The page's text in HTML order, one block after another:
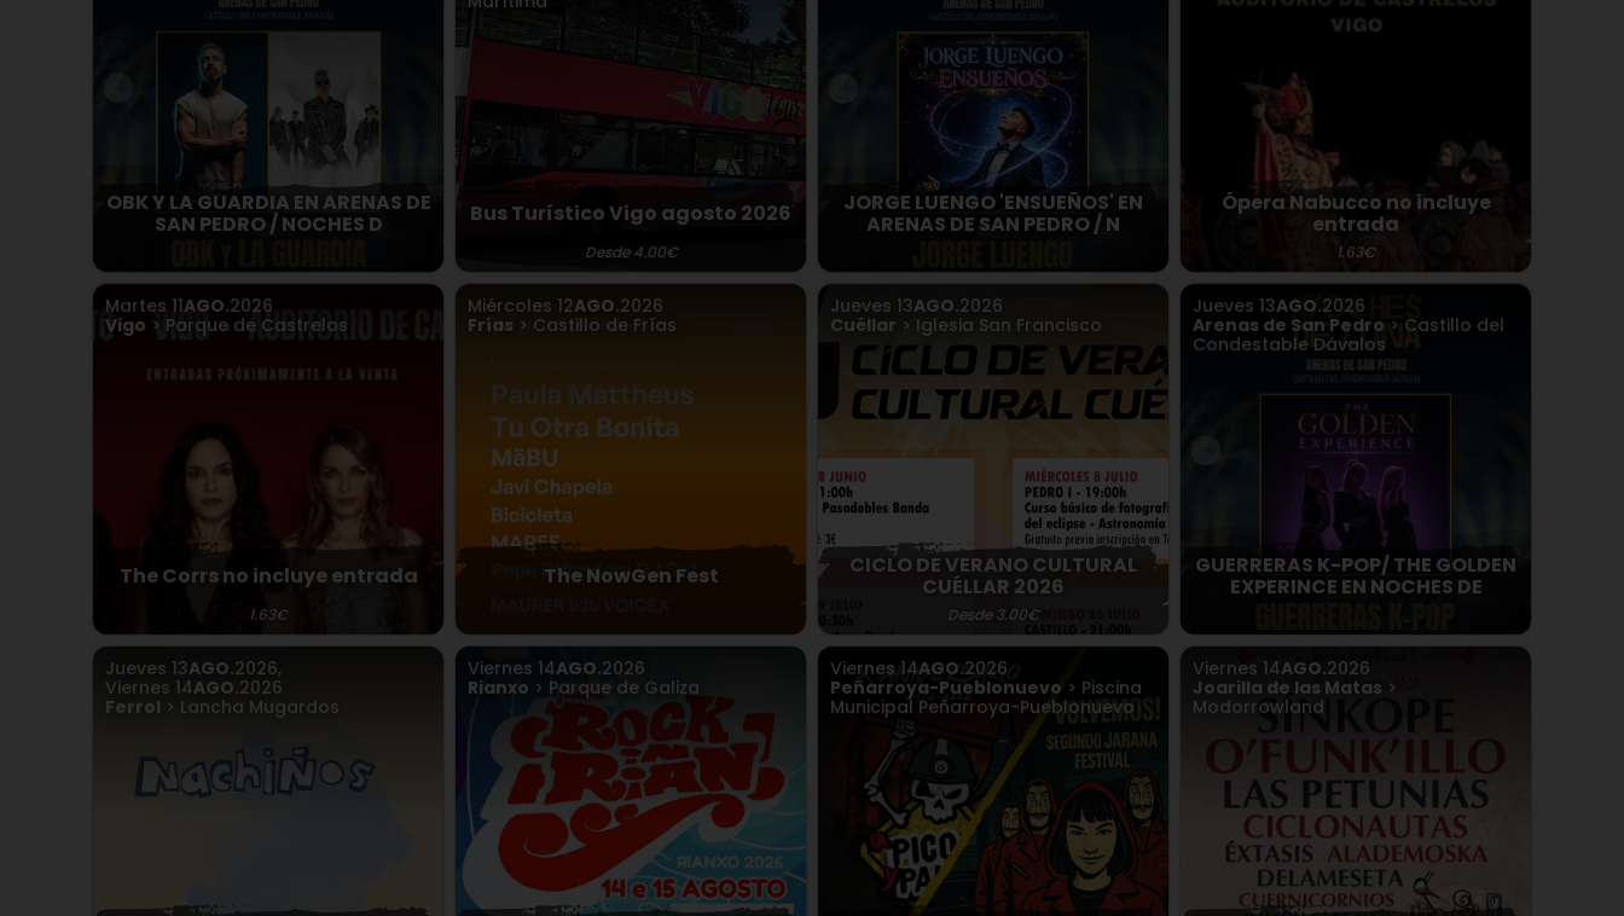
OBK Y LA GUARDIA EN ARENAS DE
SAN PEDRO / NOCHES D Bus Turístico Vigo agosto 2026
Desde 4.00€
JORGE LUENGO 'ENSUEÑOS' EN
ARENAS DE SAN PEDRO / N
Ópera Nabucco no incluye
entrada
1.63€
Martes 11AGO.2026
Vigo > Parque de Castrelos
The Corrs no incluye entrada
1.63€
Miércoles 12AGO.2026
Frías > Castillo de Frías
The NowGen Fest
Jueves 13AGO.2026
Cuéllar > Iglesia San Francisco
CICLO DE VERANO CULTURAL
CUÉLLAR 2026
Desde 3.00€
Jueves 13AGO.2026
Arenas de San Pedro > Castillo del
Condestable Dávalos
GUERRERAS K-POP/ THE GOLDEN
EXPERINCE EN NOCHES DE
Jueves 13AGO.2026,
Viernes 14AGO.2026
Ferrol > Lancha Mugardos
Viernes 14AGO.2026
Rianxo > Parque de Galiza
Viernes 14AGO.2026
Peñarroya-Pueblonuevo > Piscina
Municipal Peñarroya-Pueblonuevo
Viernes 14AGO.2026
Joarilla de las Matas >
Modorrowland